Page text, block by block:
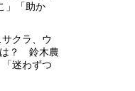
」「助か
クラ、ウ
は？ 鈴木農
迷わずつ